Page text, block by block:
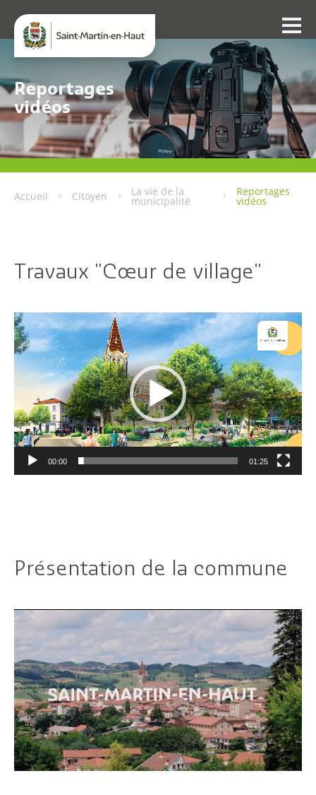
Reportages
vidéos
Accueil Citoyen La vie de la
municipalité
Reportages
vidéos
Travaux "Cœur de village"
Lecteur
vidéo
00:00 01:25
Présentation de la commune